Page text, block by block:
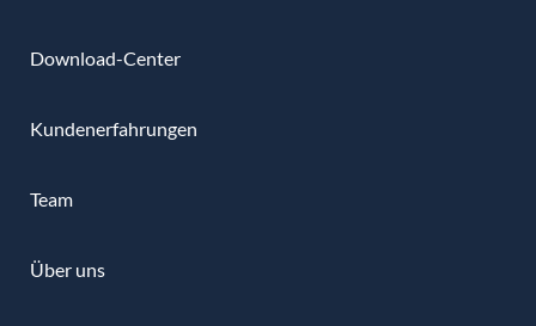
Download-Center
Kundenerfahrungen
Team
Über uns